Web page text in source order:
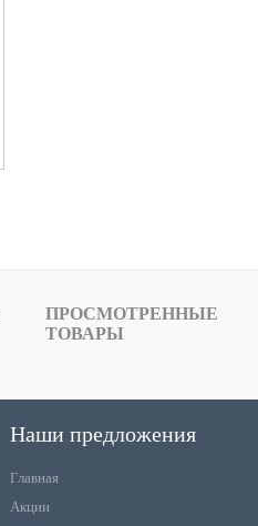
ПРОСМОТРЕННЫЕ
ТОВАРЫ
Наши предложения
Главная
Акции